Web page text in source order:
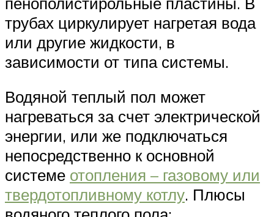
трубах циркулирует нагретая вода
или другие жидкости, в
зависимости от типа системы.
Водяной теплый пол может
нагреваться за счет электрической
энергии, или же подключаться
непосредственно к основной
системе отопления – газовому или
твердотопливному котлу. Плюсы